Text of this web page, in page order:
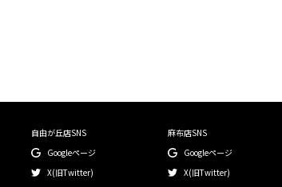
自由が丘店SNS
Googleページ
X(旧Twitter)
麻布店SNS
Googleページ
X(旧Twitter)